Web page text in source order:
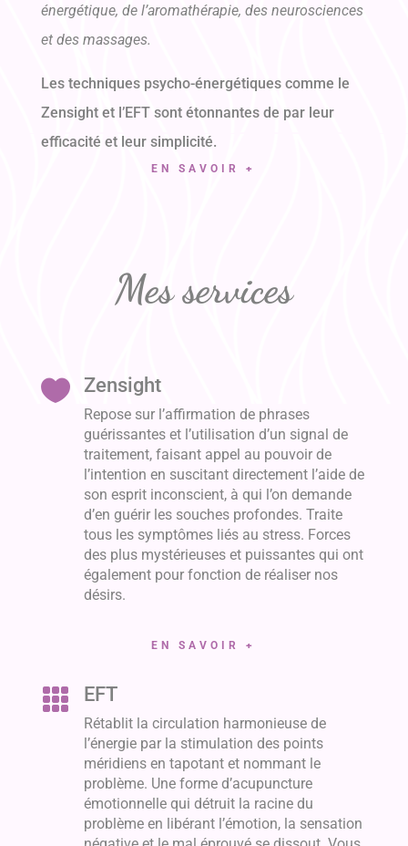
énergétique, de l’aromathérapie, des neurosciences
et des massages.
Les techniques psycho-énergétiques comme le
Zensight et l’EFT sont étonnantes de par leur
efficacité et leur simplicité.
EN SAVOIR +
Mes services
 Zensight
Repose sur l’affirmation de phrases
guérissantes et l’utilisation d’un signal de
traitement, faisant appel au pouvoir de
l’intention en suscitant directement l’aide de
son esprit inconscient, à qui l’on demande
d’en guérir les souches profondes. Traite
tous les symptômes liés au stress. Forces
des plus mystérieuses et puissantes qui ont
également pour fonction de réaliser nos
désirs.
EN SAVOIR +
 EFT
Rétablit la circulation harmonieuse de
l’énergie par la stimulation des points
méridiens en tapotant et nommant le
problème. Une forme d’acupuncture
émotionnelle qui détruit la racine du
problème en libérant l’émotion, la sensation